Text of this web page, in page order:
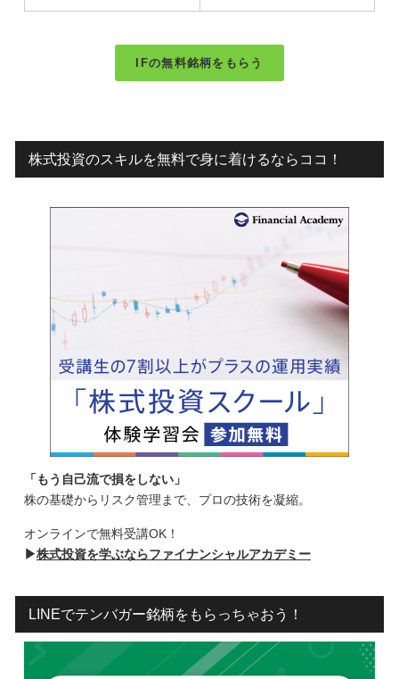
IFの無料銘柄をもらう
株式投資のスキルを無料で身に着けるならココ！
「もう自己流で損をしない」
株の基礎からリスク管理まで、プロの技術を凝縮。
オンラインで無料受講OK！
▶株式投資を学ぶならファイナンシャルアカデミー
LINEでテンバガー銘柄をもらっちゃおう！